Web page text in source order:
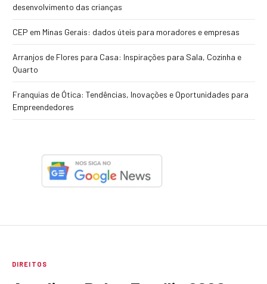
desenvolvimento das crianças
CEP em Minas Gerais: dados úteis para moradores e empresas
Arranjos de Flores para Casa: Inspirações para Sala, Cozinha e
Quarto
Franquias de Ótica: Tendências, Inovações e Oportunidades para
Empreendedores
DIREITOS